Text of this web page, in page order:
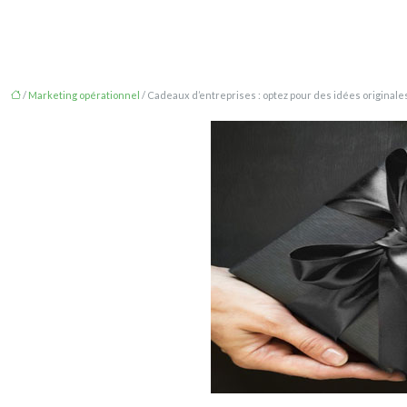
/ Marketing opérationnel / Cadeaux d’entreprises : optez pour des idées